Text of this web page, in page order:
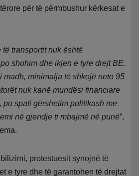
për të përmbushur kërkesat e
transportit nuk është
shohim dhe ikjen e tyre drejt BE.
madh, minimalja të shkojë neto 95
nuk kanë mundësi financiare
po spati gërshetim politikash me
në gjendje ti mbajmë në punë”,
protestuesit synojnë të
e tyre dhe të garantohen të drejtat